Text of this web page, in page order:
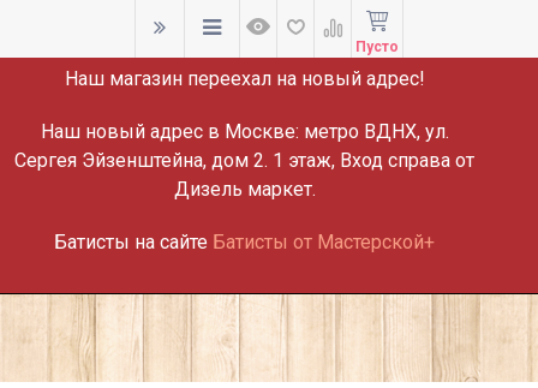
ВНИМАНИЕ!
Наш магазин переехал на новый адрес!
Наш новый адрес в Москве: метро ВДНХ, ул.
Сергея Эйзенштейна, дом 2. 1 этаж, Вход справа от
Дизель маркет.
Батисты на сайте Батисты от Мастерской+
Пусто